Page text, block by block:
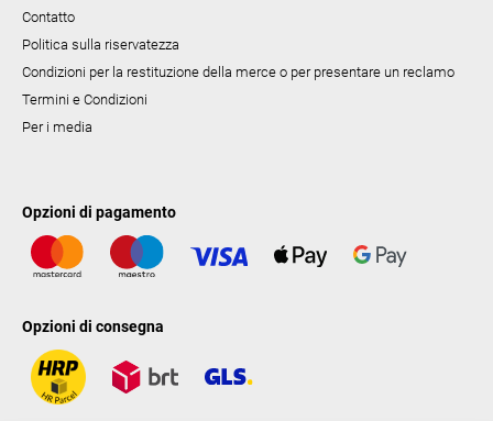
Contatto
Politica sulla riservatezza
Condizioni per la restituzione della merce o per presentare un reclamo
Termini e Condizioni
Per i media
Opzioni di pagamento
Opzioni di consegna